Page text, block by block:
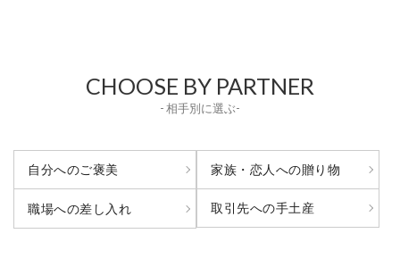
CHOOSE BY PARTNER
- 相手別に選ぶ-
自分へのご褒美 家族・恋人への贈り物
職場への差し入れ 取引先への手土産